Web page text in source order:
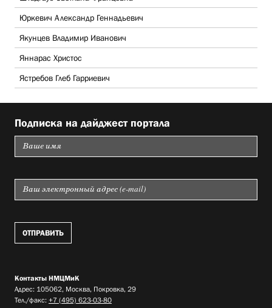
Юркевич Александр Геннадьевич
Якунцев Владимир Иванович
Яннарас Христос
Ястребов Глеб Гарриевич
Подписка на дайджест портала
Контакты НМЦМиК
Адрес: 105062, Москва, Покровка, 29
Тел./факс: +7 (495) 623-03-80